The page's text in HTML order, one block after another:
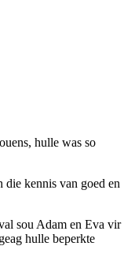
hulle was so
kennis van goed en
sou Adam en Eva vir
hulle beperkte